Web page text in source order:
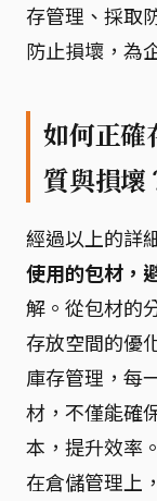
存管理、採取
防止損壞，為
如何正確
質與損壞
經過以上的詳
使用的包材，
解。從包材的
存放空間的優
庫存管理，每
材，不僅能確
本，提升效率。
在倉儲管理上